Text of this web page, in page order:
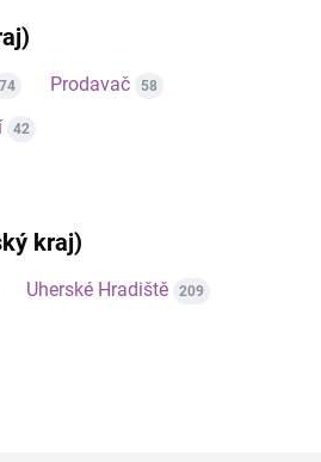
74 Prodavač 58
42
kraj)
Uherské Hradiště 209